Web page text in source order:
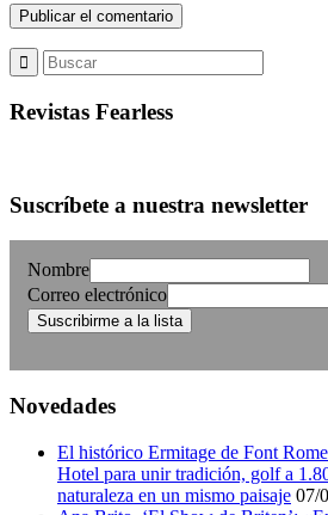
Revistas Fearless
Suscríbete a nuestra newsletter
Nombre
Correo electrónico
Novedades
El histórico Ermitage de Font
Hotel para unir tradición, golf a
naturaleza en un mismo paisaje 07/